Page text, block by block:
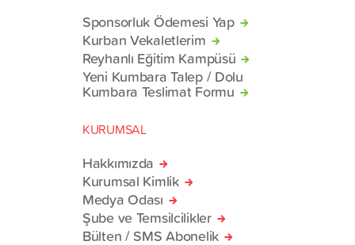
Sponsorluk Ödemesi Yap
Kurban Vekaletlerim
Reyhanlı Eğitim Kampüsü
Yeni Kumbara Talep / Dolu
Kumbara Teslimat Formu
KURUMSAL
Hakkımızda
Kurumsal Kimlik
Medya Odası
Şube ve Temsilcilikler
Bülten / SMS Abonelik